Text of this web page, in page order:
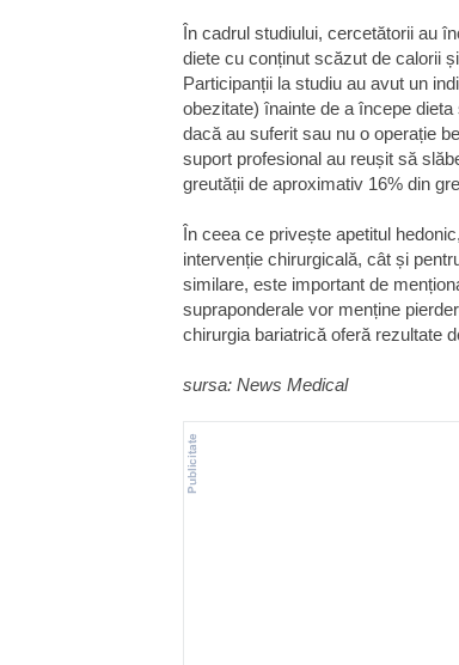
În cadrul studiului, cercetătorii au
diete cu conținut scăzut de calorii
Participanții la studiu au avut un
obezitate) înainte de a începe
dacă au suferit sau nu o operație
suport profesional au reușit să
greutății de aproximativ 16% din
În ceea ce privește apetitul
intervenție chirurgicală, cât și
similare, este important de
supraponderale vor menține
chirurgia bariatrică oferă rezultate
sursa: News Medical